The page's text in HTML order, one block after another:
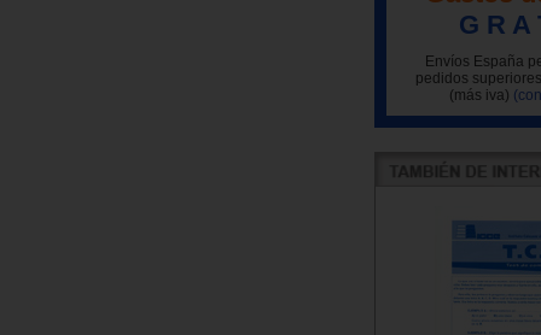
G R A
Envíos España
pedidos
(más iva)